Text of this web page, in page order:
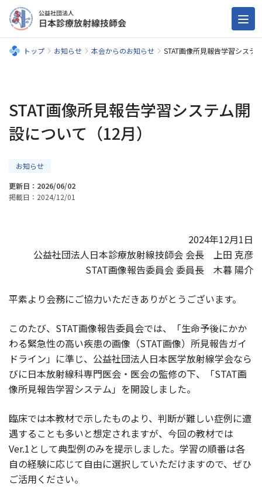
トップ お知らせ 本会からのお知らせ STAT画像所見報告学習システ
STAT画像所見報告学習システム開
設について（12月）
お知らせ
更新日：2026/06/02
掲載日：2024/12/01
2024年12月1日
公益社団法人日本診療放射線技師会 会長 上田 克彦
STAT画像報告委員会 委員長 木暮 陽介
平素より会務にご協力いただきありがとうございます。
このたび、STAT画像報告委員会では、「生命予後にかか
わる緊急性の高い疾患の画像（STAT画像）所見報告ガイ
ドライン」に準じ、公益社団法人日本医学放射線学会なら
びに日本放射線科専門医会・医会の監修の下、「STAT画
像所見報告学習システム」を開設しました。
臨床では本教材で示したものより、判断が難しい症例に遭
遇することも多いと想定されますが、今回の教材では
Ver.1として典型例のみを提示しました。学習の順番は各
自の経験に応じて自由に選択していただけますので、ぜひ
ご活用ください。